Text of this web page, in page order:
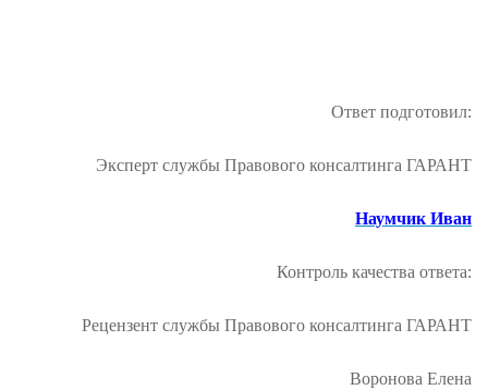
Ответ подготовил:
Эксперт службы Правового консалтинга ГАРАНТ
Наумчик Иван
Контроль качества ответа:
Рецензент службы Правового консалтинга ГАРАНТ
Воронова Елена